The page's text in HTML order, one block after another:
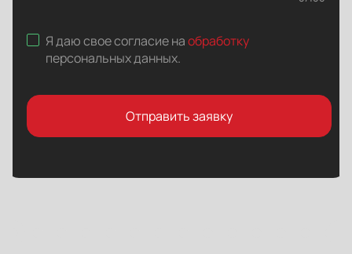
Я даю свое согласие наобработку
персональных данных.
Отправить заявку